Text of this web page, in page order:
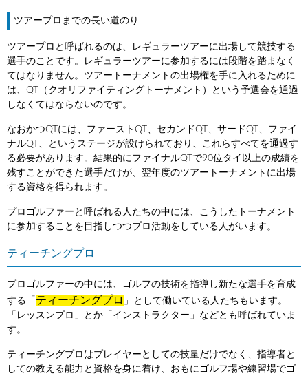
ツアープロまでの長い道のり
ツアープロと呼ばれるのは、レギュラーツアーに出場して競技する
選手のことです。レギュラーツアーに参加するには段階を踏まなく
てはなりません。ツアートーナメントの出場権を手に入れるために
は、QT（クオリファイティングトーナメント）という予選会を通過
しなくてはならないのです。
なおかつQTには、ファーストQT、セカンドQT、サードQT、ファイ
ナルQT、というステージが設けられており、これらすべてを通過す
る必要があります。結果的にファイナルQTで90位タイ以上の成績を
残すことができた選手だけが、翌年度のツアートーナメントに出場
する資格を得られます。
プロゴルファーと呼ばれる人たちの中には、こうしたトーナメント
に参加することを目指しつつプロ活動をしている人がいます。
ティーチングプロ
プロゴルファーの中には、ゴルフの技術を指導し新たな選手を育成
する「 ティーチングプロ 」として働いている人たちもいます。
「レッスンプロ」とか「インストラクター」などとも呼ばれていま
す。
ティーチングプロはプレイヤーとしての技量だけでなく、指導者と
しての教える能力と資格を身に着け、おもにゴルフ場や練習場でゴ